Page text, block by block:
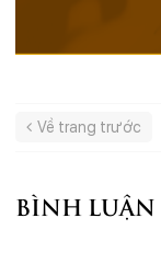
Về trang trước
BÌNH LUẬN